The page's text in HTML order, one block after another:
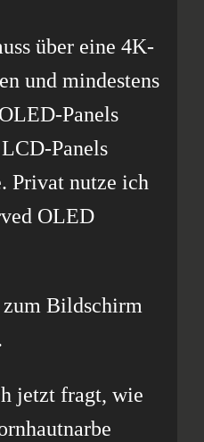
über eine 4K-
und mindestens
Panels
Panels
Privat nutze ich
OLED
Bildschirm
jetzt fragt, wie